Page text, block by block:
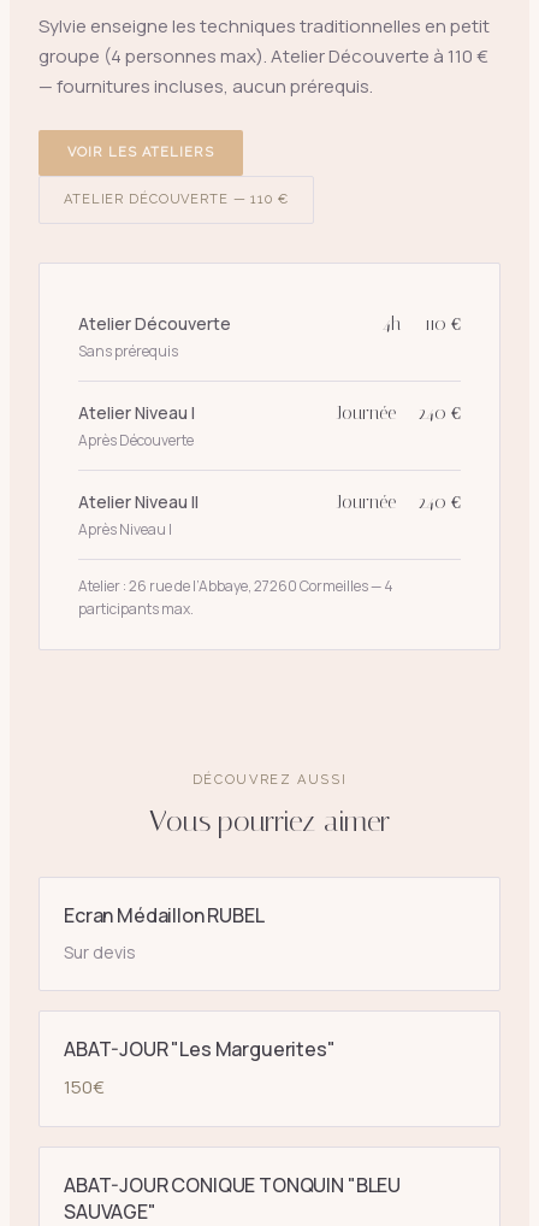
Sylvie enseigne les techniques traditionnelles en petit
groupe (4 personnes max). Atelier Découverte à 110 €
— fournitures incluses, aucun prérequis.
VOIR LES ATELIERS
ATELIER DÉCOUVERTE — 110 €
Atelier Découverte
Sans prérequis
4h — 110 €
Atelier Niveau I
Après Découverte
Journée — 240 €
Atelier Niveau II
Après Niveau I
Journée — 240 €
Atelier : 26 rue de l’Abbaye, 27260 Cormeilles — 4
participants max.
DÉCOUVREZ AUSSI
Vous pourriez aimer
Ecran Médaillon RUBEL
Sur devis
ABAT-JOUR "Les Marguerites"
150€
ABAT-JOUR CONIQUE TONQUIN "BLEU
SAUVAGE"